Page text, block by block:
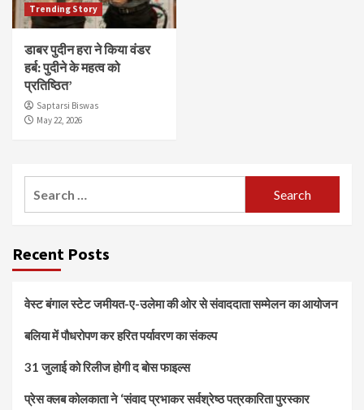
Trending Story
डाबर पुदीन हरा ने किया वंडर
हर्ब: पुदीने के महत्व को
प्रतिष्ठित’
Saptarsi Biswas
May 22, 2026
Recent Posts
वेस्ट बंगाल स्टेट जमीयत-ए-उलेमा की ओर से संवाददाता सम्मेलन का आयोजन
बलिया में पौधरोपण कर हरित पर्यावरण का संकल्प
31 जुलाई को रिलीज होगी द बोस फाइल्स
प्रेस क्लब कोलकाता ने ‘संवाद प्रभाकर सर्वश्रेष्ठ पत्रकारिता पुरस्कार